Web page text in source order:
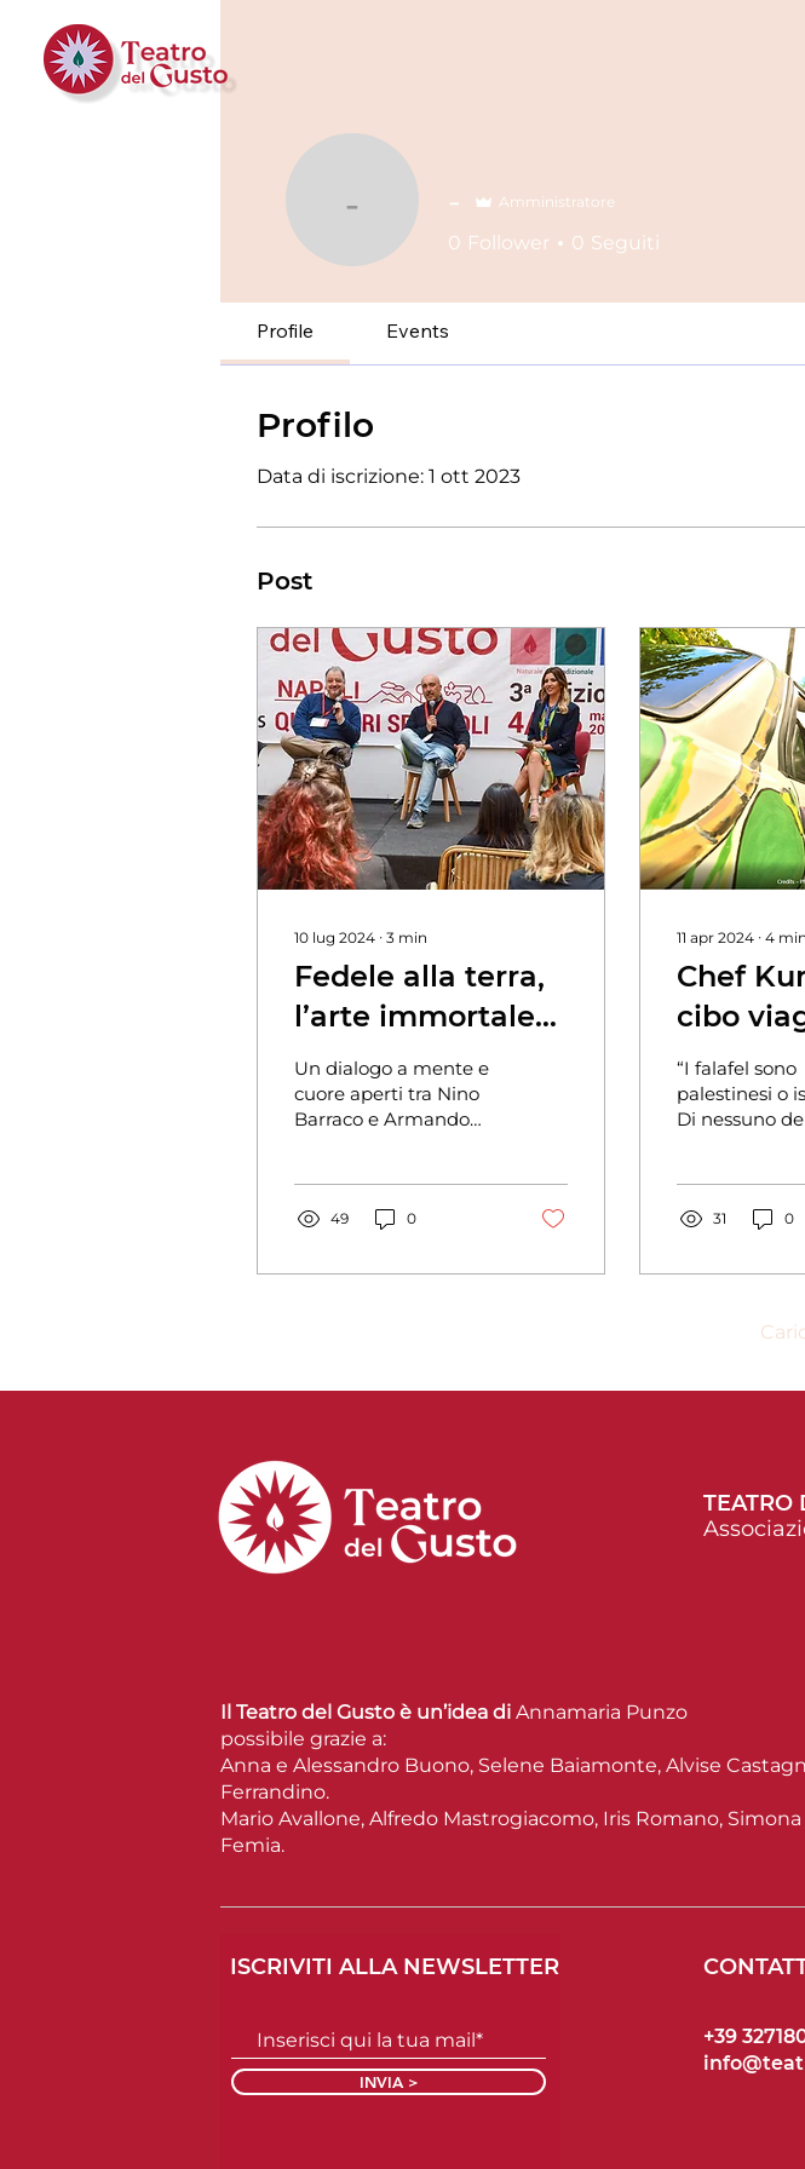
- - Amministratore
0 Follower 0 Seguiti
Profile Events
Profilo
Data di iscrizione: 1 ott 2023
Post
10 lug 2024 ∙ 3 min
Fedele alla terra,
l’arte immortale
del vino
Un dialogo a mente e
cuore aperti tra Nino
Barraco e Armando
vino? Esiste
49 0
11 apr 2024 ∙ 4 min
Chef
cibo
tempo e
spazio,
nessun
“I falafel sono
palestinesi o
Di nessuno
guerre di...
31 0
TEATRO
Il Teatro del Gusto è un’idea di Annamaria Punzo
possibile grazie a:
Anna e Alessandro Buono, Selene Baiamonte, Alvise
Ferrandino.
Mario Avallone, Alfredo Mastrogiacomo, Iris Romano,
Femia.
ISCRIVITI ALLA NEWSLETTER
INVIA >
+39